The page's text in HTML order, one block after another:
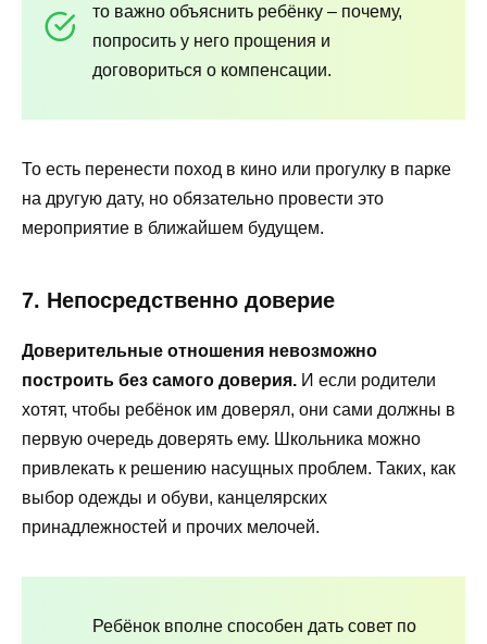
то важно объяснить ребёнку – почему,
попросить у него прощения и
договориться о компенсации.
То есть перенести поход в кино или прогулку в парке
на другую дату, но обязательно провести это
мероприятие в ближайшем будущем.
7. Непосредственно доверие
Доверительные отношения невозможно
построить без самого доверия. И если родители
хотят, чтобы ребёнок им доверял, они сами должны в
первую очередь доверять ему. Школьника можно
привлекать к решению насущных проблем. Таких, как
выбор одежды и обуви, канцелярских
принадлежностей и прочих мелочей.
Ребёнок вполне способен дать совет по